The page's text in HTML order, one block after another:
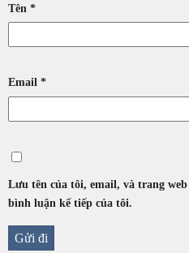
Tên *
Email *
Lưu tên của tôi, email, và trang
bình luận kế tiếp của tôi.